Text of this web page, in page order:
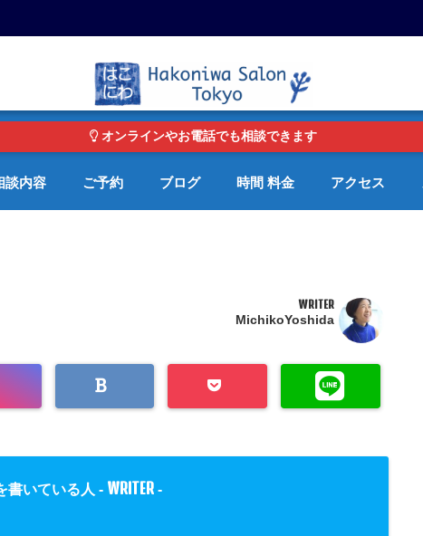
オンラインやお電話でも相談できます
談内容 ご予約 ブログ 時間 料金 アクセス
WRITER
MichikoYoshida
書いている人 - WRITER -